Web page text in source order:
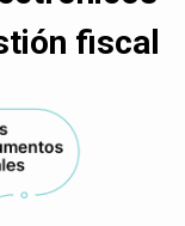
fiscal